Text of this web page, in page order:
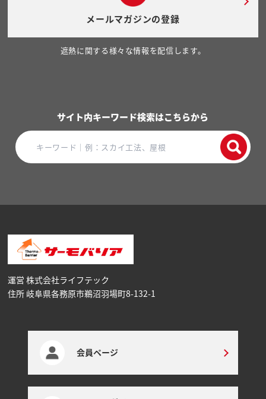
メールマガジンの登録
遮熱に関する様々な情報を配信します。
サイト内キーワード検索はこちらから
運営 株式会社ライフテック
住所 岐阜県各務原市鵜沼⽻場町8-132-1
会員ページ